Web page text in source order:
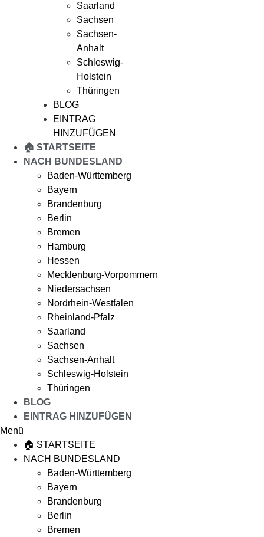
Saarland
Sachsen
Sachsen-
Anhalt
Schleswig-
Holstein
Thüringen
BLOG
EINTRAG
HINZUFÜGEN
🏠 STARTSEITE
NACH BUNDESLAND
Baden-Württemberg
Bayern
Brandenburg
Berlin
Bremen
Hamburg
Hessen
Mecklenburg-Vorpommern
Niedersachsen
Nordrhein-Westfalen
Rheinland-Pfalz
Saarland
Sachsen
Sachsen-Anhalt
Schleswig-Holstein
Thüringen
BLOG
EINTRAG HINZUFÜGEN
Menü
🏠 STARTSEITE
NACH BUNDESLAND
Baden-Württemberg
Bayern
Brandenburg
Berlin
Bremen